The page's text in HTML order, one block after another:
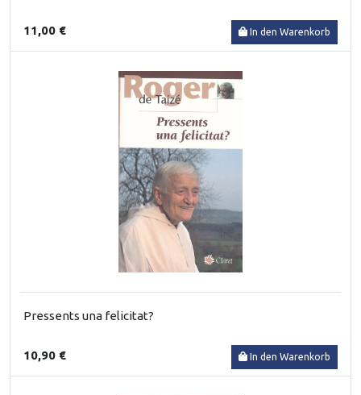
11,00 € In den Warenkorb
Pressents una felicitat?
10,90 € In den Warenkorb